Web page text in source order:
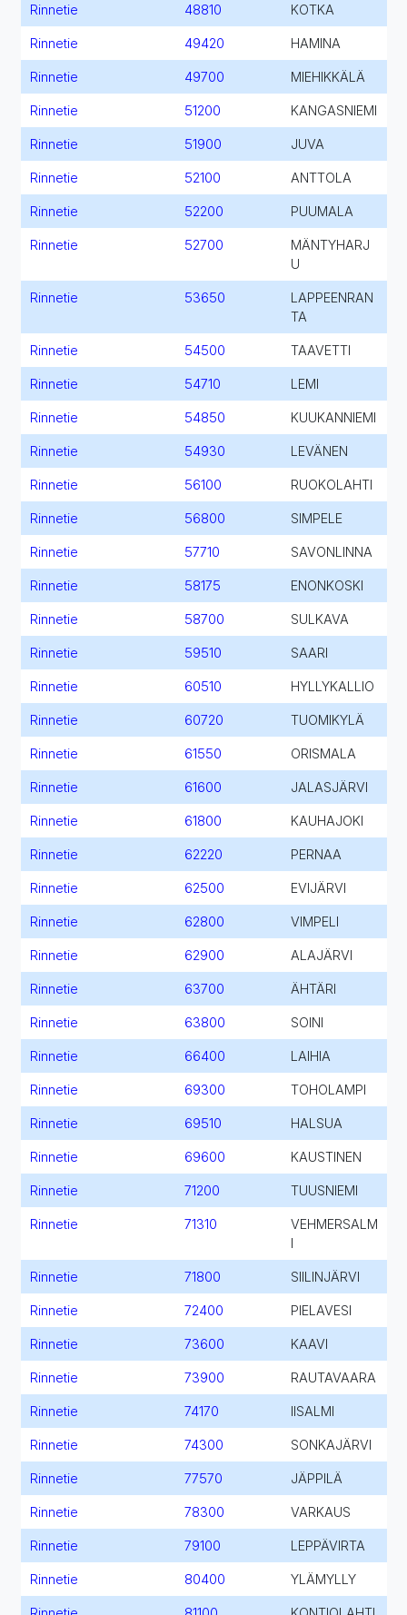
Rinnetie 48810 KOTKA
Rinnetie 49420 HAMINA
Rinnetie 49700 MIEHIKKÄLÄ
Rinnetie 51200 KANGASNIEMI
Rinnetie 51900 JUVA
Rinnetie 52100 ANTTOLA
Rinnetie 52200 PUUMALA
Rinnetie 52700
MÄNTYHARJ
U
Rinnetie 53650
LAPPEENRAN
TA
Rinnetie 54500 TAAVETTI
Rinnetie 54710 LEMI
Rinnetie 54850 KUUKANNIEMI
Rinnetie 54930 LEVÄNEN
Rinnetie 56100 RUOKOLAHTI
Rinnetie 56800 SIMPELE
Rinnetie 57710 SAVONLINNA
Rinnetie 58175 ENONKOSKI
Rinnetie 58700 SULKAVA
Rinnetie 59510 SAARI
Rinnetie 60510 HYLLYKALLIO
Rinnetie 60720 TUOMIKYLÄ
Rinnetie 61550 ORISMALA
Rinnetie 61600 JALASJÄRVI
Rinnetie 61800 KAUHAJOKI
Rinnetie 62220 PERNAA
Rinnetie 62500 EVIJÄRVI
Rinnetie 62800 VIMPELI
Rinnetie 62900 ALAJÄRVI
Rinnetie 63700 ÄHTÄRI
Rinnetie 63800 SOINI
Rinnetie 66400 LAIHIA
Rinnetie 69300 TOHOLAMPI
Rinnetie 69510 HALSUA
Rinnetie 69600 KAUSTINEN
Rinnetie 71200 TUUSNIEMI
Rinnetie 71310
VEHMERSALM
Rinnetie 71800 SIILINJÄRVI
Rinnetie 72400 PIELAVESI
Rinnetie 73600 KAAVI
Rinnetie 73900 RAUTAVAARA
Rinnetie 74170 IISALMI
Rinnetie 74300 SONKAJÄRVI
Rinnetie 77570 JÄPPILÄ
Rinnetie 78300 VARKAUS
Rinnetie 79100 LEPPÄVIRTA
Rinnetie 80400 YLÄMYLLY